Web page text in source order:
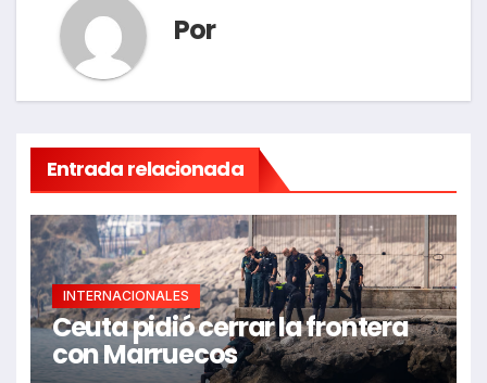
Por
Entrada relacionada
INTERNACIONALES
Ceuta pidió cerrar la frontera
con Marruecos